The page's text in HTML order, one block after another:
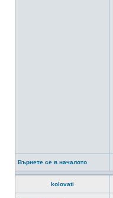
Върнете се в началото
kolovati